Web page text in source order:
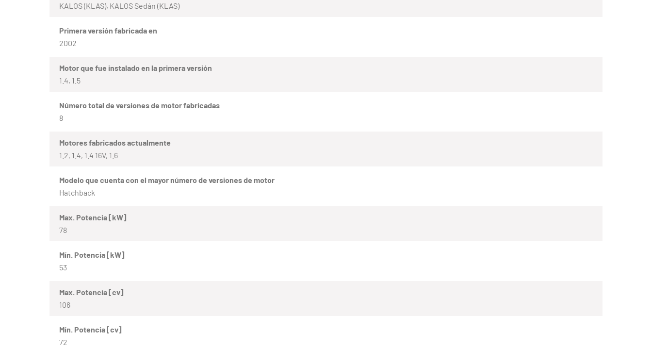
KALOS (KLAS), KALOS Sedán (KLAS)
Primera versión fabricada en
2002
Motor que fue instalado en la primera versión
1.4, 1.5
Número total de versiones de motor fabricadas
8
Motores fabricados actualmente
1.2, 1.4, 1.4 16V, 1.6
Modelo que cuenta con el mayor número de versiones de motor
Hatchback
Max. Potencia [kW]
78
Mín. Potencia [kW]
53
Max. Potencia [cv]
106
Mín. Potencia [cv]
72